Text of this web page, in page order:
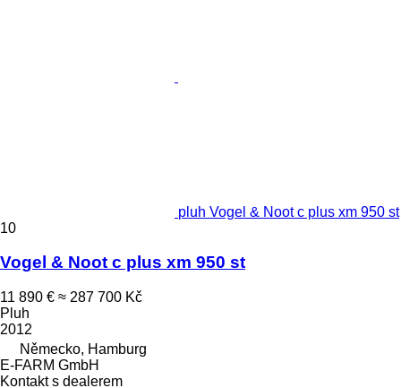
pluh Vogel & Noot c plus xm 950 st
10
Vogel & Noot c plus xm 950 st
11 890 € ≈ 287 700 Kč
Pluh
2012
Německo, Hamburg
E-FARM GmbH
Kontakt s dealerem